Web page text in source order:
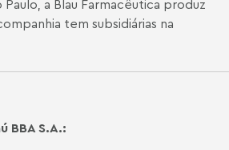
a Blau Farmacêutica produz
tem subsidiárias na
BBA S.A.: